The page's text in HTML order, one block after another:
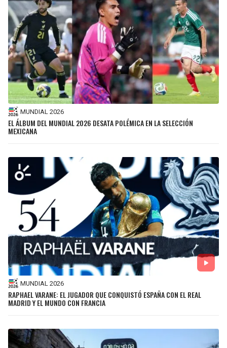
MUNDIAL 2026
EL ÁLBUM DEL MUNDIAL 2026 DESATA POLÉMICA EN LA SELECCIÓN
MEXICANA
MUNDIAL 2026
RAPHAEL VARANE: EL JUGADOR QUE CONQUISTÓ ESPAÑA CON EL REAL
MADRID Y EL MUNDO CON FRANCIA